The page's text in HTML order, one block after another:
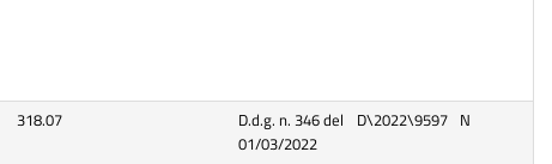
318.07
D.d.g. n. 346 del
01/03/2022
D\2022\9597 N